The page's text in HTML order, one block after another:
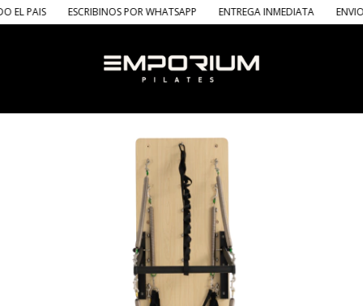
ESCRIBINOS POR WHATSAPP ENTREGA INMEDIATA ENVIOS A